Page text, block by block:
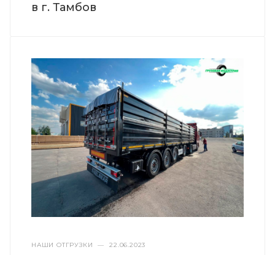
в г. Тамбов
НАШИ ОТГРУЗКИ — 22.06.2023